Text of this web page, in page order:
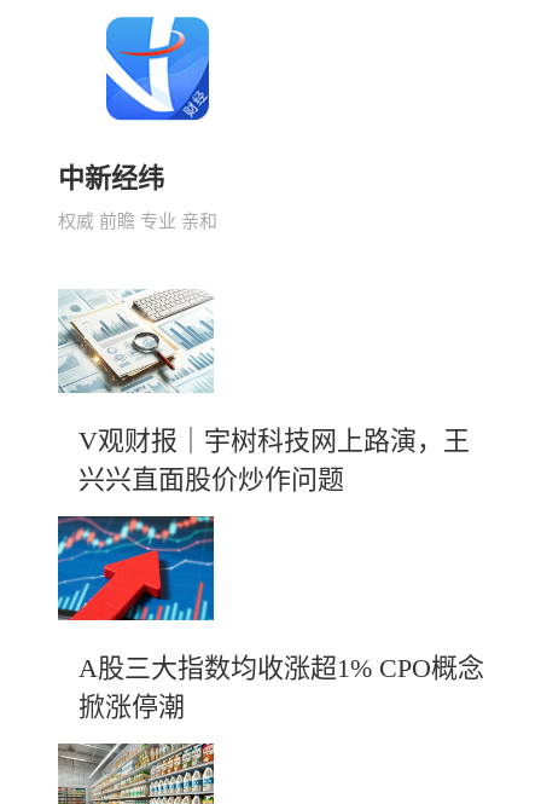
中新经纬
权威 前瞻 专业 亲和
V观财报｜宇树科技网上路演，王
兴兴直面股价炒作问题
A股三大指数均收涨超1% CPO概念
掀涨停潮